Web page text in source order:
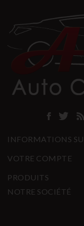
INFORMATIONS
VOTRE COMPTE
PRODUITS
NOTRE SOCIÉTÉ